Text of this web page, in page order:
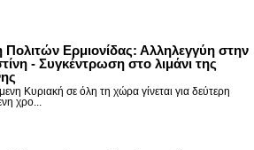
Πολιτών Ερμιονίδας: Αλληλεγγύη στην
- Συγκέντρωση στο λιμάνι της
Κυριακή σε όλη τη χώρα γίνεται για δεύτερη
χρο...